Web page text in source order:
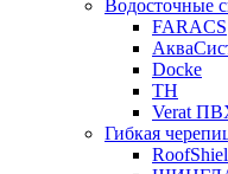
Водосточные
FARACS
Docke
ТН
Verat
Гибкая